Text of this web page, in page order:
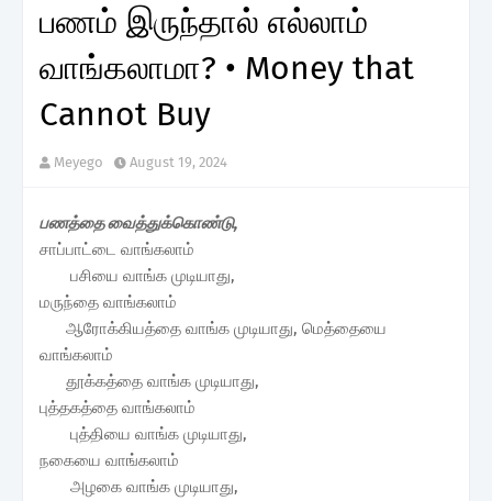
பணம் இருந்தால் எல்லாம்
வாங்கலாமா? • Money that
Cannot Buy
Meyego August 19, 2024
பணத்தை வைத்துக்கொண்டு,
சாப்பாட்டை வாங்கலாம்
பசியை வாங்க முடியாது,
மருந்தை வாங்கலாம்
ஆரோக்கியத்தை வாங்க முடியாது, மெத்தையை
வாங்கலாம்
தூக்கத்தை வாங்க முடியாது,
புத்தகத்தை வாங்கலாம்
புத்தியை வாங்க முடியாது,
நகையை வாங்கலாம்
அழகை வாங்க முடியாது,